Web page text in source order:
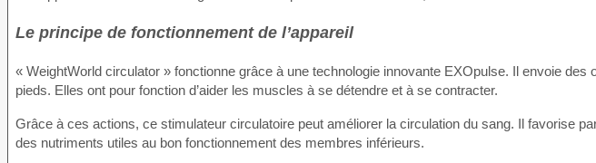
Le principe de fonctionnement de l’appareil
« WeightWorld circulator » fonctionne grâce à une technologie innovante EXOpulse. Il envoie
pieds. Elles ont pour fonction d’aider les muscles à se détendre et à se contracter.
Grâce à ces actions, ce stimulateur circulatoire peut améliorer la circulation du sang. Il favorise
des nutriments utiles au bon fonctionnement des membres inférieurs.